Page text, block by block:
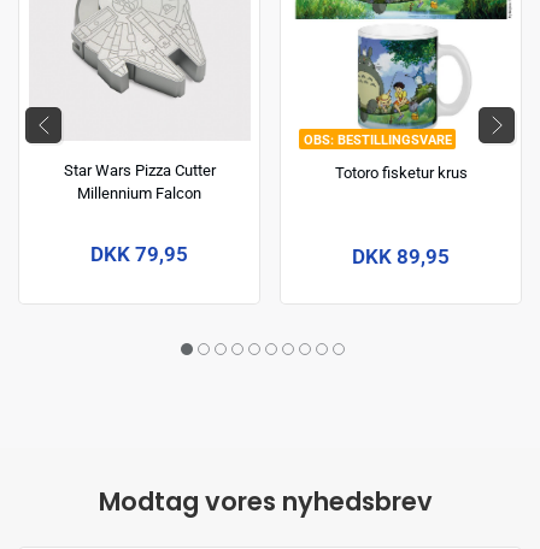
Star Wars Pizza Cutter
Millennium Falcon
DKK 79,95
BESTILLINGSVARE
Totoro fisketur krus
DKK 89,95
Modtag vores nyhedsbrev